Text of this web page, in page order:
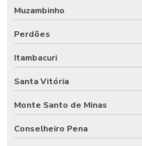
Muzambinho
Perdões
Itambacuri
Santa Vitória
Monte Santo de Minas
Conselheiro Pena